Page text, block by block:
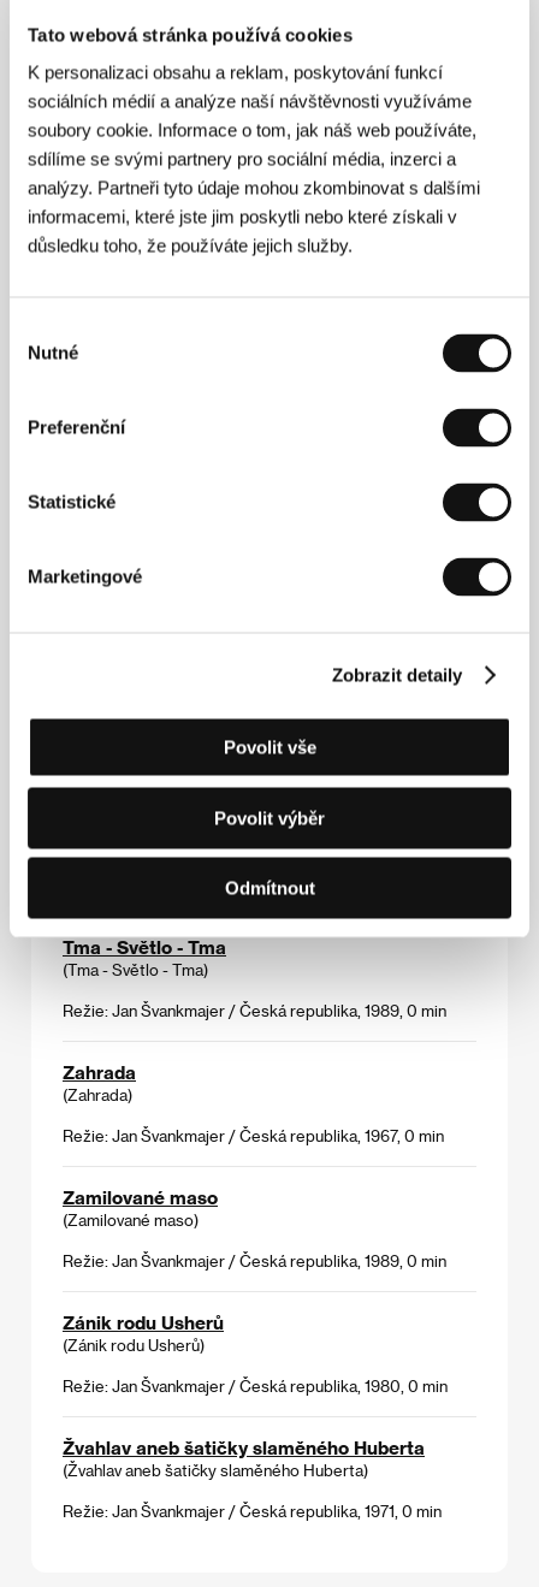
Tato webová stránka používá cookies
K personalizaci obsahu a reklam, poskytování funkcí
sociálních médií a analýze naší návštěvnosti využíváme
soubory cookie. Informace o tom, jak náš web používáte,
sdílíme se svými partnery pro sociální média, inzerci a
analýzy. Partneři tyto údaje mohou zkombinovat s dalšími
informacemi, které jste jim poskytli nebo které získali v
důsledku toho, že používáte jejich služby.
souhlasu
Nutné
Preferenční
Statistické
Marketingové
Zobrazit detaily
Povolit vše
Povolit výběr
Odmítnout
Mužné hry
(Mužné hry)
Režie: Jan Švankmajer / Česká republika, 1988, 0 min
Něco z Alenky
(Něco z Alenky)
Režie: Jan Švankmajer / Česká republika, 1987, 0 min
Režie: Jan Švankmajer / Česká republika, 1968, 0 min
Poslední trik pana Schwarzwalda a pana
Režie: Jan Švankmajer / Česká republika, 1964, 0 min
Rakvičkárna
(Rakvičkárna)
(Reportáž ze sedlecké kostnice)
Režie: Jan Švankmajer / Česká republika, 1970, 0 min
Tichý týden v domě
Režie: Jan Švankmajer / Česká republika, 1969, 0 min
Tma - Světlo - Tma
(Tma - Světlo - Tma)
Režie: Jan Švankmajer / Česká republika, 1989, 0 min
Zahrada
(Zahrada)
Režie: Jan Švankmajer / Česká republika, 1967, 0 min
Zamilované maso
(Zamilované maso)
Režie: Jan Švankmajer / Česká republika, 1989, 0 min
Zánik rodu Usherů
(Zánik rodu Usherů)
Režie: Jan Švankmajer / Česká republika, 1980, 0 min
Žvahlav aneb šatičky slaměného Huberta
(Žvahlav aneb šatičky slaměného Huberta)
Režie: Jan Švankmajer / Česká republika, 1971, 0 min